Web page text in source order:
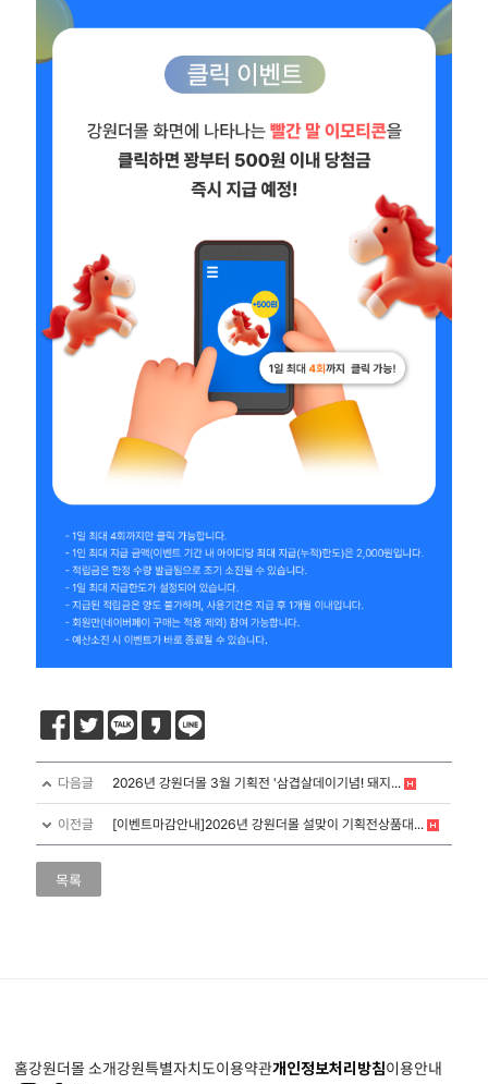
다음글 2026년 강원더몰 3월 기획전 '삼겹살데이기념! 돼지...
이전글 [이벤트마감안내]2026년 강원더몰 설맞이 기획전상품대...
목록
홈강원더몰 소개강원특별자치도이용약관개인정보처리방침이용안내